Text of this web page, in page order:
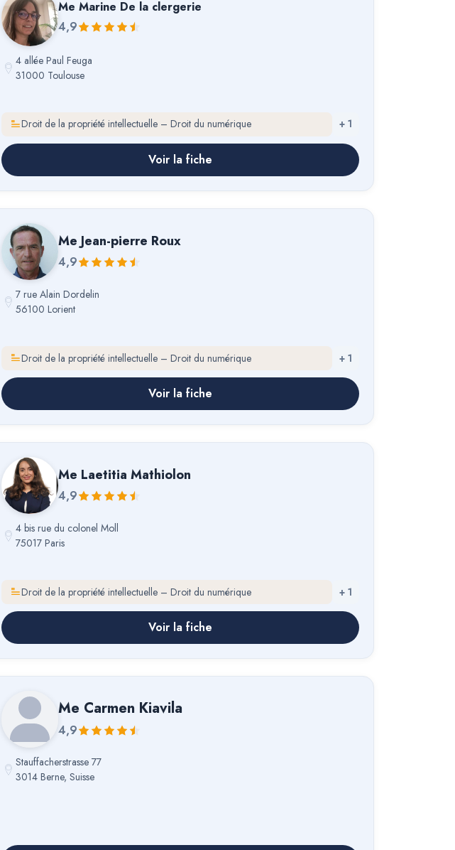
Me Marine De la clergerie
4,9
4 allée Paul Feuga
31000 Toulouse
Droit de la propriété intellectuelle – Droit du numérique + 1
Voir la fiche
Me Jean-pierre Roux
4,9
7 rue Alain Dordelin
56100 Lorient
Droit de la propriété intellectuelle – Droit du numérique + 1
Voir la fiche
Me Laetitia Mathiolon
4,9
4 bis rue du colonel Moll
75017 Paris
Droit de la propriété intellectuelle – Droit du numérique + 1
Voir la fiche
Me Carmen Kiavila
4,9
Stauffacherstrasse 77
3014 Berne, Suisse